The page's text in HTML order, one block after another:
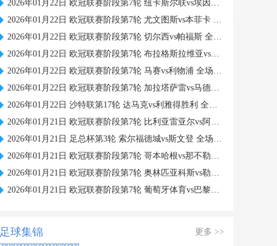
2026年01月22日 欧冠联赛阶段第7轮 纽卡斯尔联vs埃因霍温 全场录像
2026年01月22日 欧冠联赛阶段第7轮 尤文图斯vs本菲卡 全场录像
2026年01月22日 欧冠联赛阶段第7轮 切尔西vs帕福斯 全场录像
2026年01月22日 欧冠联赛阶段第7轮 布拉格斯拉维亚vs巴塞罗那 全场录像
2026年01月22日 欧冠联赛阶段第7轮 马赛vs利物浦 全场录像
2026年01月22日 欧冠联赛阶段第7轮 加拉塔萨雷vs马德里竞技 全场录像
2026年01月22日 沙特联第17轮 达马克vs利雅得胜利 全场录像
2026年01月21日 欧冠联赛阶段第7轮 比利亚雷亚尔vs阿贾克斯 全场录像
2026年01月21日 足总杯第3轮 索尔福德城vs斯文登 全场录像
2026年01月21日 欧冠联赛阶段第7轮 哥本哈根vs那不勒斯 全场录像
2026年01月21日 欧冠联赛阶段第7轮 奥林匹亚科斯vs勒沃库森 全场录像
2026年01月21日 欧冠联赛阶段第7轮 葡萄牙体育vs巴黎圣日耳曼 全场录像
足球集锦 更多 >>